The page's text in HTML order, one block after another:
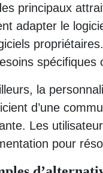
principaux
adapter le
spécifiques
la
d’une
Les
pour